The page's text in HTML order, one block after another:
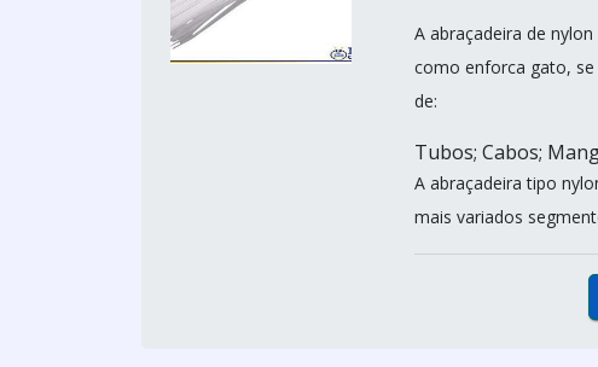
A abraçadeira de
como enforca gato,
de:
Tubos; Cabos;
A abraçadeira tipo
mais variados